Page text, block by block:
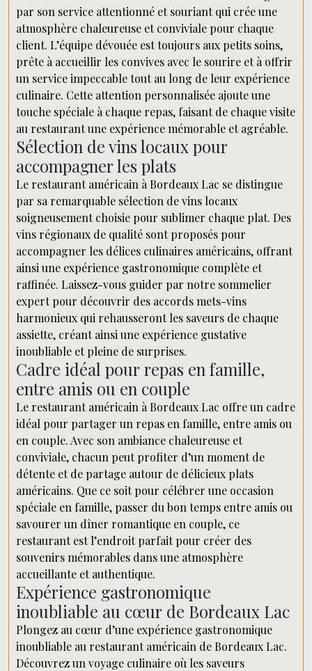
par son service attentionné et souriant qui crée une
atmosphère chaleureuse et conviviale pour chaque
client. L’équipe dévouée est toujours aux petits soins,
prête à accueillir les convives avec le sourire et à offrir
un service impeccable tout au long de leur expérience
culinaire. Cette attention personnalisée ajoute une
touche spéciale à chaque repas, faisant de chaque visite
au restaurant une expérience mémorable et agréable.
Sélection de vins locaux pour
accompagner les plats
Le restaurant américain à Bordeaux Lac se distingue
par sa remarquable sélection de vins locaux
soigneusement choisie pour sublimer chaque plat. Des
vins régionaux de qualité sont proposés pour
accompagner les délices culinaires américains, offrant
ainsi une expérience gastronomique complète et
raffinée. Laissez-vous guider par notre sommelier
expert pour découvrir des accords mets-vins
harmonieux qui rehausseront les saveurs de chaque
assiette, créant ainsi une expérience gustative
inoubliable et pleine de surprises.
Cadre idéal pour repas en famille,
entre amis ou en couple
Le restaurant américain à Bordeaux Lac offre un cadre
idéal pour partager un repas en famille, entre amis ou
en couple. Avec son ambiance chaleureuse et
conviviale, chacun peut profiter d’un moment de
détente et de partage autour de délicieux plats
américains. Que ce soit pour célébrer une occasion
spéciale en famille, passer du bon temps entre amis ou
savourer un dîner romantique en couple, ce
restaurant est l’endroit parfait pour créer des
souvenirs mémorables dans une atmosphère
accueillante et authentique.
Expérience gastronomique
inoubliable au cœur de Bordeaux Lac
Plongez au cœur d’une expérience gastronomique
inoubliable au restaurant américain de Bordeaux Lac.
Découvrez un voyage culinaire où les saveurs